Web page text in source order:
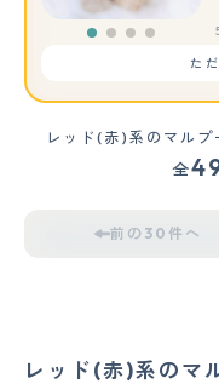
た
レッド(赤)系のマル
全
前の30件へ
レッド(赤)系のマ